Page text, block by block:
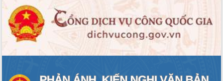
Đắk Lắk sơ kết 4 năm triển khai thực
hiện Đề án 06 của Chính phủ
Họp báo thông tin về Hội nghị Công bố
Quy hoạch và Xúc tiến đầu tư tỉnh Đắk
Lắk
giải ngân vốn khắc phục thiên tai